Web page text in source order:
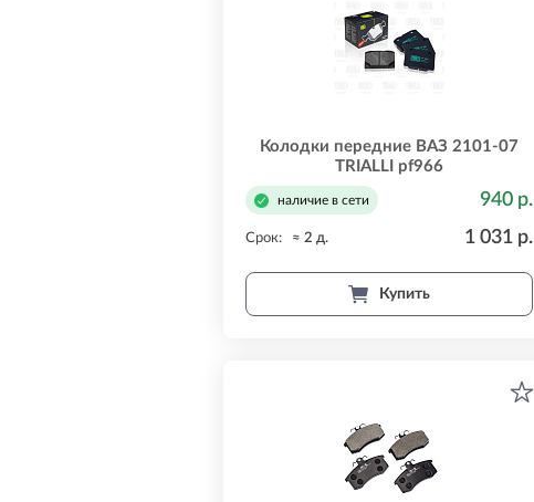
Колодки передние ВАЗ 2101-07
TRIALLI pf966
наличие в сети 940 р.
Срок: ≈ 2 д. 1 031 р.
Купить